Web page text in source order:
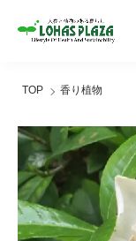
TOP 香り植物